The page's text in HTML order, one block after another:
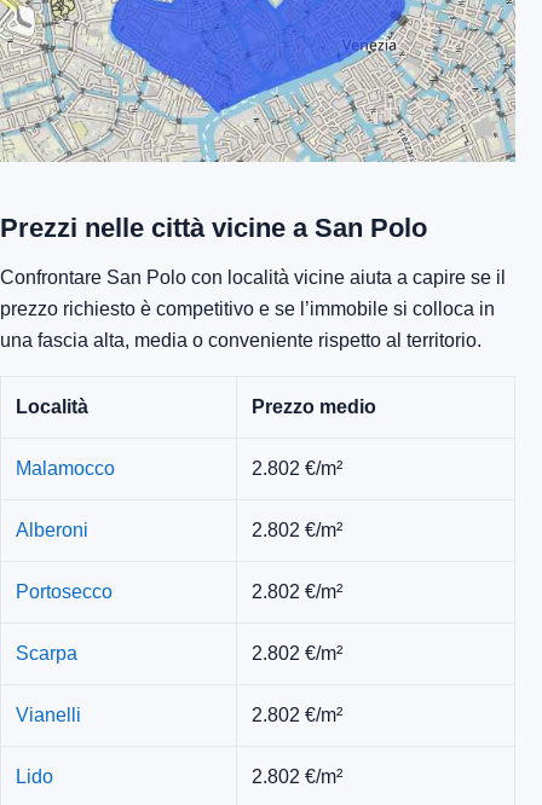
Prezzi nelle città vicine a San Polo
Confrontare San Polo con località vicine aiuta a capire se il
prezzo richiesto è competitivo e se l’immobile si colloca in
una fascia alta, media o conveniente rispetto al territorio.
Località Prezzo medio
Malamocco 2.802 €/m²
Alberoni 2.802 €/m²
Portosecco 2.802 €/m²
Scarpa 2.802 €/m²
Vianelli 2.802 €/m²
Lido 2.802 €/m²